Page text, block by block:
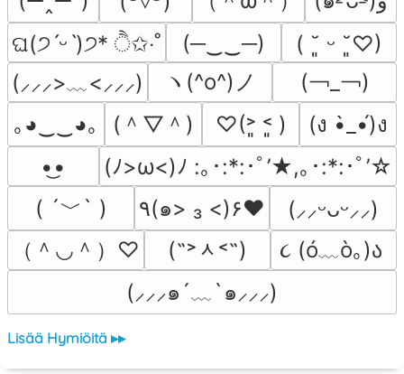
ଘ(੭ˊᵕˋ)੭* ੈ✩‧˚
(─‿‿─)
( ˘͈ ᵕ ˘͈♡)
(⸝⸝⸝>﹏<⸝⸝⸝)
ヽ(^o^)ノ
(￢_￢)
｡◕‿‿◕｡
(＾▽＾) ♡(˃͈ ˂͈ )
(ง •̀_•́)ง
•͜•
(ﾉ>ω<)ﾉ :｡･:*:･ﾟ’★,｡･:*:･ﾟ’☆
( ´﹀` )
٩(๑> ₃ <)۶♥
(⸝⸝ᵕᴗᵕ⸝⸝)
（＾◡＾）♡
(˶˃ᆺ˂˶)
૮ (ó﹏ò｡)ა
(⸝⸝⸝๑´﹏`๑⸝⸝⸝)
Lisää Hymiöitä ▸▸